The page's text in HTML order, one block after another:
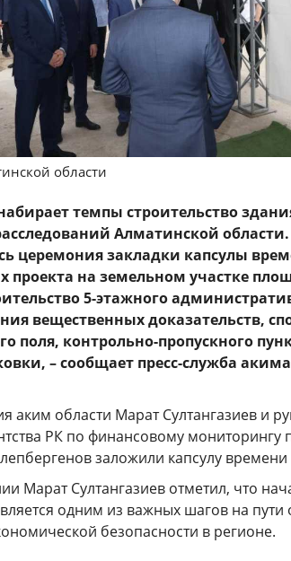
области
темпы строительство
Алматинской области.
церемония закладки капсулы
проекта на земельном участке
5-этажного
вещественных доказательств,
поля, контрольно-пропускного
– сообщает пресс-служба
аким области Марат Султангазиев и
РК по финансовому мониторингу
заложили капсулу
Марат Султангазиев отметил, что
одним из важных шагов на пути
безопасности в регионе.